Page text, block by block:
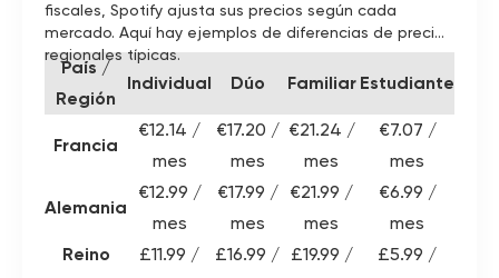
fiscales, Spotify ajusta sus precios según cada
mercado. Aquí hay ejemplos de diferencias de precios
regionales típicas.
País /
Región
Individual Dúo Familiar Estudiante
Francia
€12.14 /
mes
€17.20 /
mes
€21.24 /
mes
€7.07 /
mes
Alemania
€12.99 /
mes
€17.99 /
mes
€21.99 /
mes
€6.99 /
mes
Reino
£11.99 /
£16.99 / £19.99 /
£5.99 /